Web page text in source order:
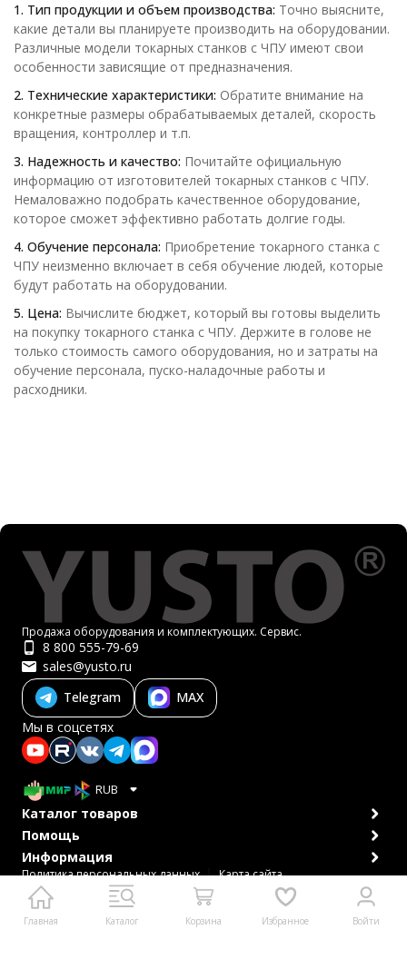
1. Тип продукции и объем производства: Точно выясните,
какие детали вы планируете производить на оборудовании.
Различные модели токарных станков с ЧПУ имеют свои
особенности зависящие от предназначения.
2. Технические характеристики: Обратите внимание на
конкретные размеры обрабатываемых деталей, скорость
вращения, контроллер и т.п.
3. Надежность и качество: Почитайте официальную
информацию от изготовителей токарных станков с ЧПУ.
Немаловажно подобрать качественное оборудование,
которое сможет эффективно работать долгие годы.
4. Обучение персонала: Приобретение токарного станка с
ЧПУ неизменно включает в себя обучение людей, которые
будут работать на оборудовании.
5. Цена: Вычислите бюджет, который вы готовы выделить
на покупку токарного станка с ЧПУ. Держите в голове не
только стоимость самого оборудования, но и затраты на
обучение персонала, пуско-наладочные работы и
расходники.
Главная Каталог Корзина Избранное Войти
Продажа оборудования и комплектующих. Сервис.
8 800 555-79-69
sales@yusto.ru
Telegram
MAX
Мы в соцсетях
RUB
Каталог товаров
Помощь
Информация
Политика персональных данных
Карта сайта
© 2007-2026 ЮСТО